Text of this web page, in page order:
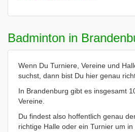
Badminton in
Wenn Du Turniere, Vereine und
suchst, dann bist Du hier genau
In Brandenburg gibt es insgesamt
Vereine.
Du findest also hoffentlich genau
richtige Halle oder ein Turnier um